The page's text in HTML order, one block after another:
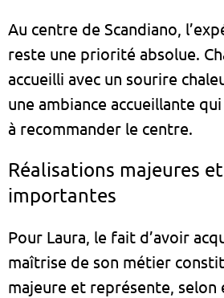
Au centre de Scandiano,
reste une priorité absolue.
accueilli avec un sourire
une ambiance accueillante
à recommander le centre.
Réalisations majeures
importantes
Pour Laura, le fait d’avoir
maîtrise de son métier
majeure et représente, selon